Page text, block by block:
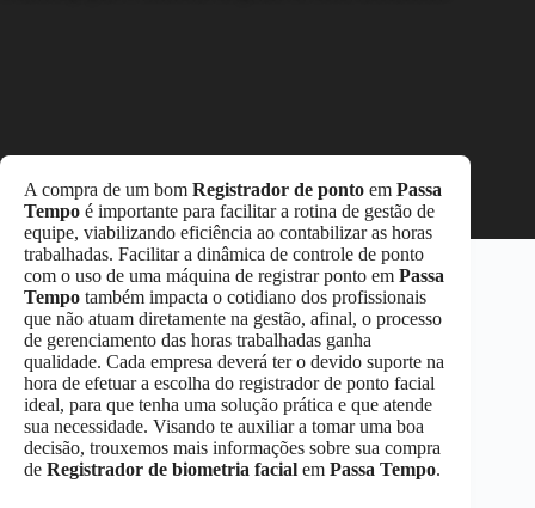
A compra de um bom Registrador de ponto em Passa
Tempo é importante para facilitar a rotina de gestão de
equipe, viabilizando eficiência ao contabilizar as horas
trabalhadas. Facilitar a dinâmica de controle de ponto
com o uso de uma máquina de registrar ponto em Passa
Tempo também impacta o cotidiano dos profissionais
que não atuam diretamente na gestão, afinal, o processo
de gerenciamento das horas trabalhadas ganha
qualidade. Cada empresa deverá ter o devido suporte na
hora de efetuar a escolha do registrador de ponto facial
ideal, para que tenha uma solução prática e que atende
sua necessidade. Visando te auxiliar a tomar uma boa
decisão, trouxemos mais informações sobre sua compra
de Registrador de biometria facial em Passa Tempo.